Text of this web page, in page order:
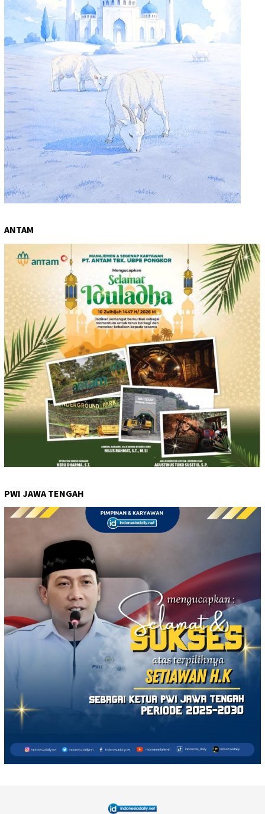
ANTAM
PWI JAWA TENGAH